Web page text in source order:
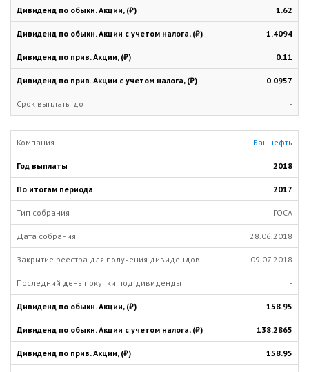
1.62
1.4094
0.11
0.0957
-
Башнефть
2018
2017
ГОСА
28.06.2018
09.07.2018
-
158.95
138.2865
158.95